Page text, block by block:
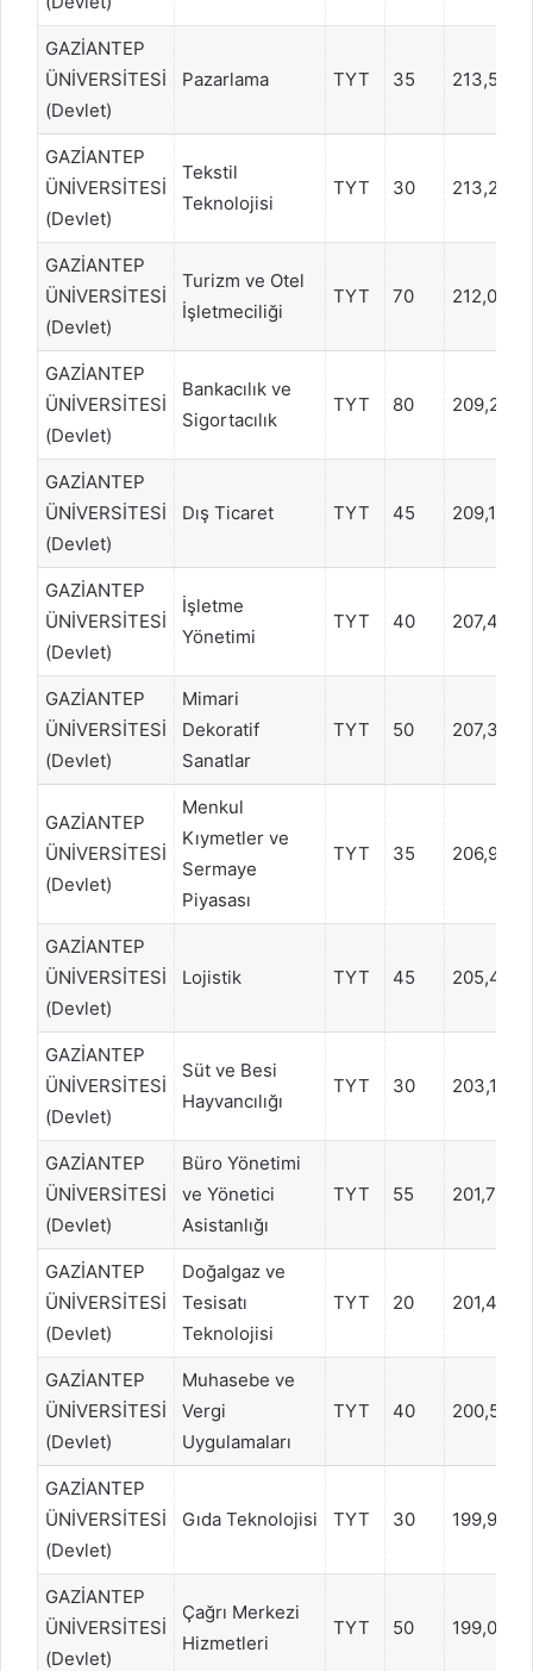
GAZİANTEP
ÜNİVERSİTESİ
(Devlet)
Pazarlama TYT 35
GAZİANTEP
ÜNİVERSİTESİ
(Devlet)
Tekstil
Teknolojisi
TYT 30
GAZİANTEP
ÜNİVERSİTESİ
(Devlet)
Turizm ve Otel
İşletmeciliği
TYT 70
GAZİANTEP
ÜNİVERSİTESİ
(Devlet)
Bankacılık ve
Sigortacılık
TYT 80
GAZİANTEP
ÜNİVERSİTESİ
(Devlet)
Dış Ticaret TYT 45
GAZİANTEP
ÜNİVERSİTESİ
(Devlet)
İşletme
Yönetimi
TYT 40
GAZİANTEP
ÜNİVERSİTESİ
(Devlet)
Mimari
Dekoratif
Sanatlar
TYT 50
GAZİANTEP
ÜNİVERSİTESİ
(Devlet)
Menkul
Kıymetler ve
Sermaye
Piyasası
TYT 35
GAZİANTEP
ÜNİVERSİTESİ
(Devlet)
Lojistik TYT 45
GAZİANTEP
ÜNİVERSİTESİ
(Devlet)
Süt ve Besi
Hayvancılığı
TYT 30
GAZİANTEP
ÜNİVERSİTESİ
(Devlet)
Büro Yönetimi
ve Yönetici
Asistanlığı
TYT 55
GAZİANTEP
ÜNİVERSİTESİ
(Devlet)
Doğalgaz ve
Tesisatı
Teknolojisi
TYT 20
GAZİANTEP
ÜNİVERSİTESİ
(Devlet)
Muhasebe ve
Vergi
Uygulamaları
TYT 40
GAZİANTEP
ÜNİVERSİTESİ
(Devlet)
Gıda Teknolojisi TYT 30
GAZİANTEP
ÜNİVERSİTESİ
(Devlet)
Çağrı Merkezi
Hizmetleri
TYT 50